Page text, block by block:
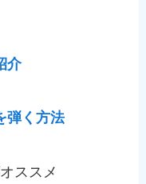
介
弾く方法
ススメ